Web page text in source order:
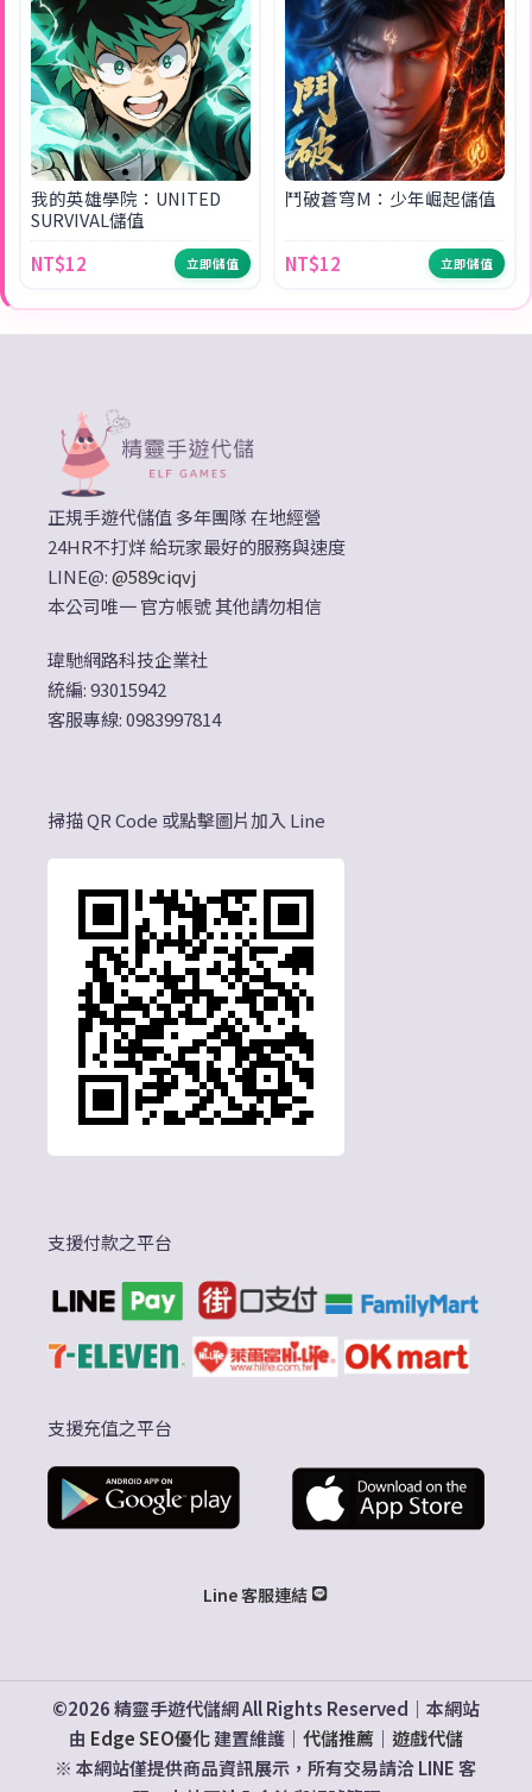
我的英雄學院：UNITED
SURVIVAL儲值
NT$12
立即儲值
鬥破蒼穹M：少年崛起儲值
NT$12 立即儲值
正規手遊代儲值 多年團隊 在地經營
24HR不打烊 給玩家最好的服務與速度
LINE@:@589ciqvj
本公司唯一 官方帳號 其他請勿相信
瑋馳網路科技企業社
統編: 93015942
客服專線: 0983997814
掃描 QR Code 或點擊圖片加入 Line
支援付款之平台
支援充值之平台
Line 客服連結
©2026 精靈手遊代儲網 All Rights Reserved｜本網站
由 Edge SEO優化建置維護｜ 代儲推薦｜ 遊戲代儲
※ 本網站僅提供商品資訊展示，所有交易請洽 LINE 客